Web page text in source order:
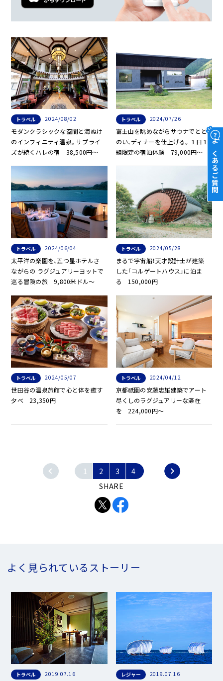
トラベル 2024/08/02
モダンクラシックな空間と海ぬけ
のインフィニティ温泉。サプライ
ズが続くハレの宿 38,500円〜
トラベル 2024/07/26
富士山を眺めながらサウナでとと
のい、ディナーを仕上げる。１日１
組限定の宿泊体験 79,000円〜
トラベル 2024/06/04
太平洋の楽園を、五つ星ホテルさ
ながらの ラグジュアリーヨットで
巡る冒険の旅 9,800米ドル～
トラベル 2024/05/28
まるで宇宙船！天才設計士が建築
した「コルゲートハウス」に泊ま
る 150,000円
トラベル 2024/05/07
世田谷の温泉旅館で心と体を癒す
夕べ 23,350円
トラベル 2024/04/12
京都祇園の安藤忠雄建築でアート
尽くしのラグジュアリーな滞在
を 224,000円～
1 2 3 4
SHARE
よく見られているストーリー
トラベル 2019.07.16 レジャー 2019.07.16
よくあるご質問